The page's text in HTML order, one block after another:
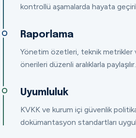
kontrollü aşamalarda hayata
Raporlama
Yönetim özetleri, teknik metrikler
önerileri düzenli aralıklarla paylaşılır.
Uyumluluk
KVKK ve kurum içi güvenlik
dokümantasyon standartları